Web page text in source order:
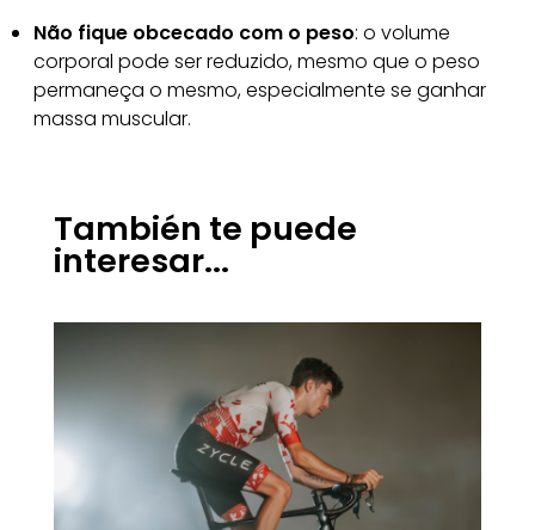
Não fique obcecado com o peso: o volume
corporal pode ser reduzido, mesmo que o peso
permaneça o mesmo, especialmente se ganhar
massa muscular.
También te puede
interesar...